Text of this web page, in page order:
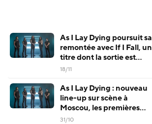
As I Lay Dying poursuit sa
remontée avec If I Fall, un
titre dont la sortie est
prévue ce mercredi
18/11
As I Lay Dying : nouveau
line-up sur scène à
Moscou, les premières
vidéos YouTube tombent
31/10